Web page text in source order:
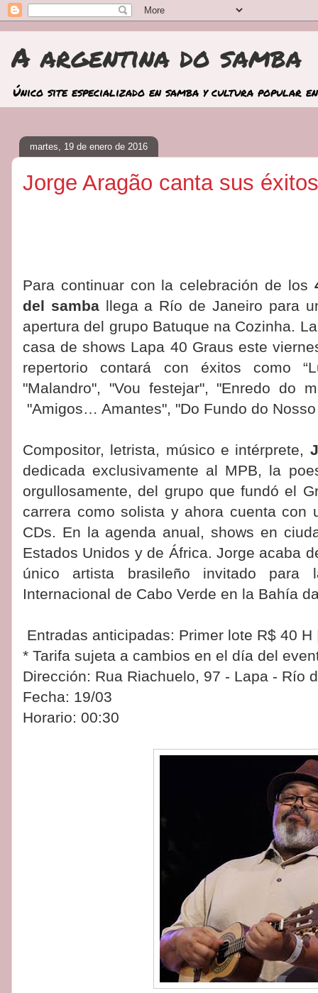
A argentina do samba
Único site especializado en samba y cultura popular
martes, 19 de enero de 2016
Jorge Aragão canta sus
Para continuar con la celebración de los
del samballega a Río de Janeiro para
apertura del grupo Batuque na Cozinha.
casa de shows Lapa 40 Graus este
repertorio contará con éxitos como
"Malandro", "Vou festejar", "Enredo do
"Amigos… Amantes", "Do Fundo do
Compositor, letrista, músico e intérprete,
dedicada exclusivamente al MPB, la
orgullosamente, del grupo que fundó el
carrera como solista y ahora cuenta con
CDs. En la agenda anual, shows en
Estados Unidos y de África. Jorge acaba
único artista brasileño invitado para
Internacional de Cabo Verde en la Bahía
Entradas anticipadas: Primer lote R$ 40 H
* Tarifa sujeta a cambios en el día del
Dirección: Rua Riachuelo, 97 - Lapa - Río
Fecha: 19/03
Horario: 00:30